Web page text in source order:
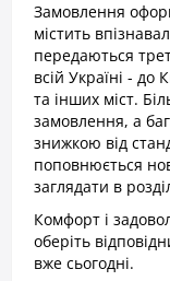
Замовлення
містить
передаються
всій Україні -
та інших міст.
замовлення, а
знижкою від
поповнюється
заглядати в
Комфорт і
оберіть
вже сьогодні.